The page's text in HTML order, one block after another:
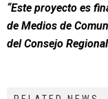
“Este proyecto es
de Medios de
del Consejo